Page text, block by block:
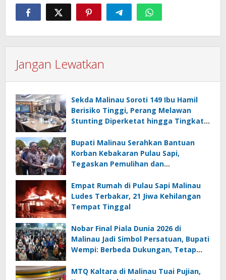
Jangan Lewatkan
Sekda Malinau Soroti 149 Ibu Hamil
Berisiko Tinggi, Perang Melawan
Stunting Diperketat hingga Tingkat
Bupati Malinau Serahkan Bantuan
Korban Kebakaran Pulau Sapi,
Tegaskan Pemulihan dan
Empat Rumah di Pulau Sapi Malinau
Ludes Terbakar, 21 Jiwa Kehilangan
Tempat Tinggal
Nobar Final Piala Dunia 2026 di
Malinau Jadi Simbol Persatuan, Bupati
Wempi: Berbeda Dukungan, Tetap
MTQ Kaltara di Malinau Tuai Pujian,